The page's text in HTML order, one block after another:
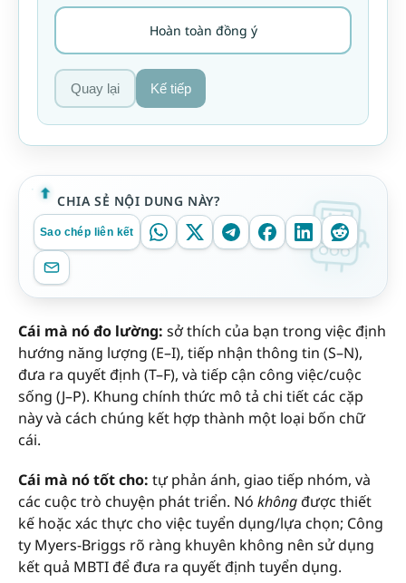
Hoàn toàn đồng ý
Quay lại Kế tiếp
CHIA SẺ NỘI DUNG NÀY?
Sao chép liên kết
Cái mà nó đo lường: sở thích của bạn trong việc định
hướng năng lượng (E–I), tiếp nhận thông tin (S–N),
đưa ra quyết định (T–F), và tiếp cận công việc/cuộc
sống (J–P). Khung chính thức mô tả chi tiết các cặp
này và cách chúng kết hợp thành một loại bốn chữ
cái.
Cái mà nó tốt cho: tự phản ánh, giao tiếp nhóm, và
các cuộc trò chuyện phát triển. Nó khôngđược thiết
kế hoặc xác thực cho việc tuyển dụng/lựa chọn; Công
ty Myers-Briggs rõ ràng khuyên không nên sử dụng
kết quả MBTI để đưa ra quyết định tuyển dụng.